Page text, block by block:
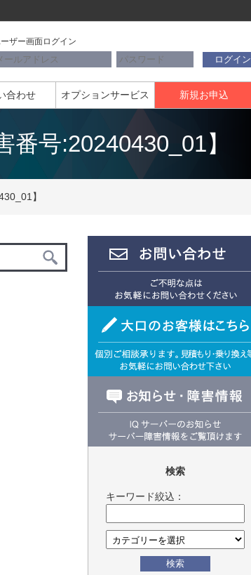
ザー画面ログイン
ログイン
合わせ オプションサービス 新規お申込
号:20240430_01】
】
検索
キーワード絞込：
検索